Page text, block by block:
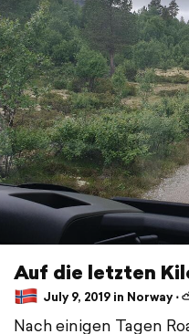
Auf die letzten
July 9, 2019 in Norway ⋅
Nach einigen Tagen